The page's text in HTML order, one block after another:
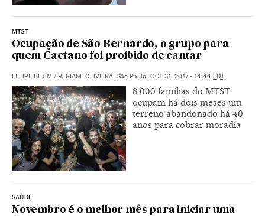
MTST
Ocupação de São Bernardo, o grupo para
quem Caetano foi proibido de cantar
FELIPE BETIM / REGIANE OLIVEIRA | São Paulo | OCT 31, 2017 - 14:44 EDT
8.000 famílias do MTST
ocupam há dois meses um
terreno abandonado há 40
anos para cobrar moradia
SAÚDE
Novembro é o melhor mês para iniciar uma